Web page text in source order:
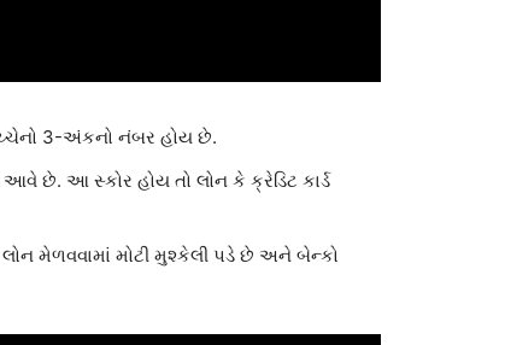
3-અંકનો નંબર હોય છે.
આવે છે. આ સ્કોર હોય તો લોન કે ક્રેડિટ કાર્ડ
લોન મેળવવામાં મોટી મુશ્કેલી પડે છે અને બેન્કો